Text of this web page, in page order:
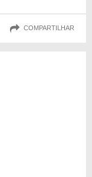
COMPARTILHAR